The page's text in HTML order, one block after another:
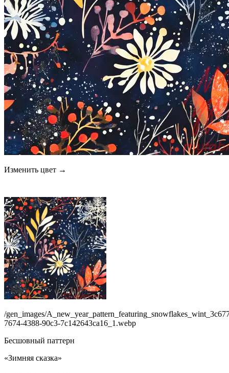
Изменить цвет →
/gen_images/
7674-4388-90c3-7c142643ca16_1.webp
Бесшовный паттерн
«Зимняя сказка»